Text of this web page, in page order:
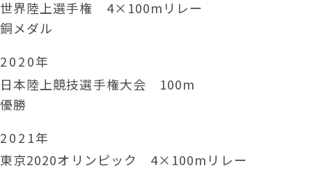
世界陸上選手権 4×100mリレー
銅メダル
2020年
日本陸上競技選手権大会 100m
優勝
2021年
東京2020オリンピック 4×100mリレー